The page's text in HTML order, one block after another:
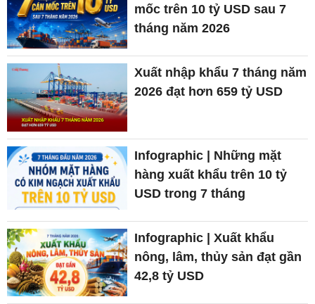
mốc trên 10 tỷ USD sau 7
tháng năm 2026
Xuất nhập khẩu 7 tháng năm
2026 đạt hơn 659 tỷ USD
Infographic | Những mặt
hàng xuất khẩu trên 10 tỷ
USD trong 7 tháng
Infographic | Xuất khẩu
nông, lâm, thủy sản đạt gần
42,8 tỷ USD